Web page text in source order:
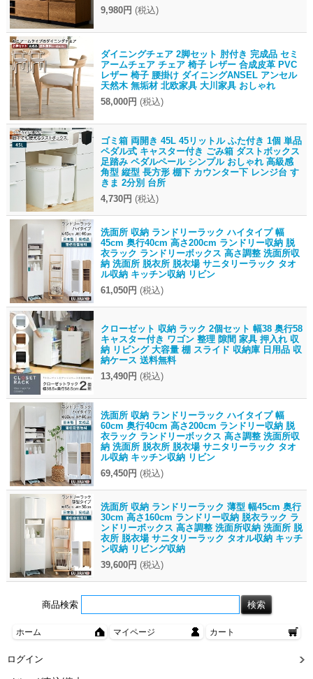
9,980円 (税込)
ダイニングチェア 2脚セット 肘付き 完成品 セミ
アームチェア チェア 椅子 レザー 合成皮革 PVC
レザー 椅子 腰掛け ダイニングANSEL アンセル
天然木 無垢材 北欧家具 大川家具 おしゃれ
58,000円 (税込)
ゴミ箱 両開き 45L 45リットル ふた付き 1個 単品
ペダル式 キャスター付き ごみ箱 ダストボックス
足踏み ペダルペール シンプル おしゃれ 高級感
角型 縦型 長方形 棚下 カウンター下 レンジ台 す
きま 2分別 台所
4,730円 (税込)
洗面所 収納 ランドリーラック ハイタイプ 幅
45cm 奥行40cm 高さ200cm ランドリー収納 脱
衣ラック ランドリーボックス 高さ調整 洗面所収
納 洗面所 脱衣所 脱衣場 サニタリーラック タオ
ル収納 キッチン収納 リビン
61,050円 (税込)
クローゼット 収納 ラック 2個セット 幅38 奥行58
キャスター付き ワゴン 整理 隙間 家具 押入れ 収
納 リビング 大容量 棚 スライド 収納庫 日用品 収
納ケース 送料無料
13,490円 (税込)
洗面所 収納 ランドリーラック ハイタイプ 幅
60cm 奥行40cm 高さ200cm ランドリー収納 脱
衣ラック ランドリーボックス 高さ調整 洗面所収
納 洗面所 脱衣所 脱衣場 サニタリーラック タオ
ル収納 キッチン収納 リビン
69,450円 (税込)
洗面所 収納 ランドリーラック 薄型 幅45cm 奥行
30cm 高さ160cm ランドリー収納 脱衣ラック ラ
ンドリーボックス 高さ調整 洗面所収納 洗面所 脱
衣所 脱衣場 サニタリーラック タオル収納 キッチ
ン収納 リビング収納
39,600円 (税込)
商品検索
ホーム マイページ カート
ログイン